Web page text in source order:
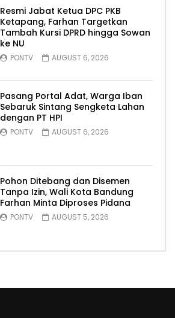
Resmi Jabat Ketua DPC PKB
Ketapang, Farhan Targetkan
Tambah Kursi DPRD hingga Sowan
ke NU
PONTV AUGUST 6, 2026
Pasang Portal Adat, Warga Iban
Sebaruk Sintang Sengketa Lahan
dengan PT HPI
PONTV AUGUST 6, 2026
Pohon Ditebang dan Disemen
Tanpa Izin, Wali Kota Bandung
Farhan Minta Diproses Pidana
PONTV AUGUST 5, 2026